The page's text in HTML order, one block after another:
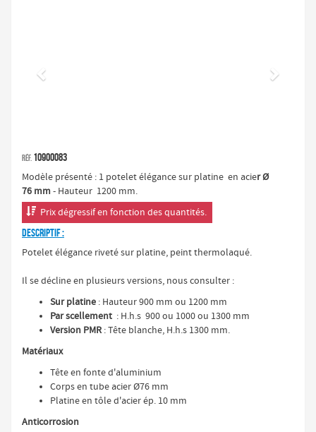
Réf. 10900083
Modèle présenté : 1 potelet élégance sur platine en acier Ø
76 mm - Hauteur 1200 mm.
 Prix dégressif en fonction des quantités.
DESCRIPTIF :
Potelet élégance riveté sur platine, peint thermolaqué.
Il se décline en plusieurs versions, nous consulter :
Sur platine : Hauteur 900 mm ou 1200 mm
Par scellement : H.h.s 900 ou 1000 ou 1300 mm
Version PMR: Tête blanche, H.h.s 1300 mm.
Matériaux
Tête en fonte d'aluminium
Corps en tube acier Ø76 mm
Platine en tôle d'acier ép. 10 mm
Anticorrosion